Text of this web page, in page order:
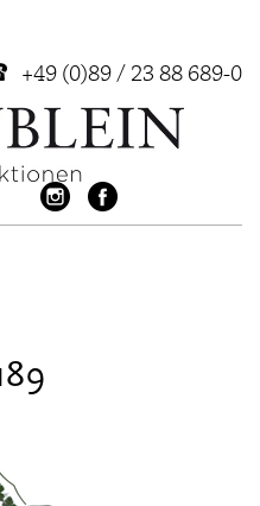
+49 (0)89 / 23 88 689-0